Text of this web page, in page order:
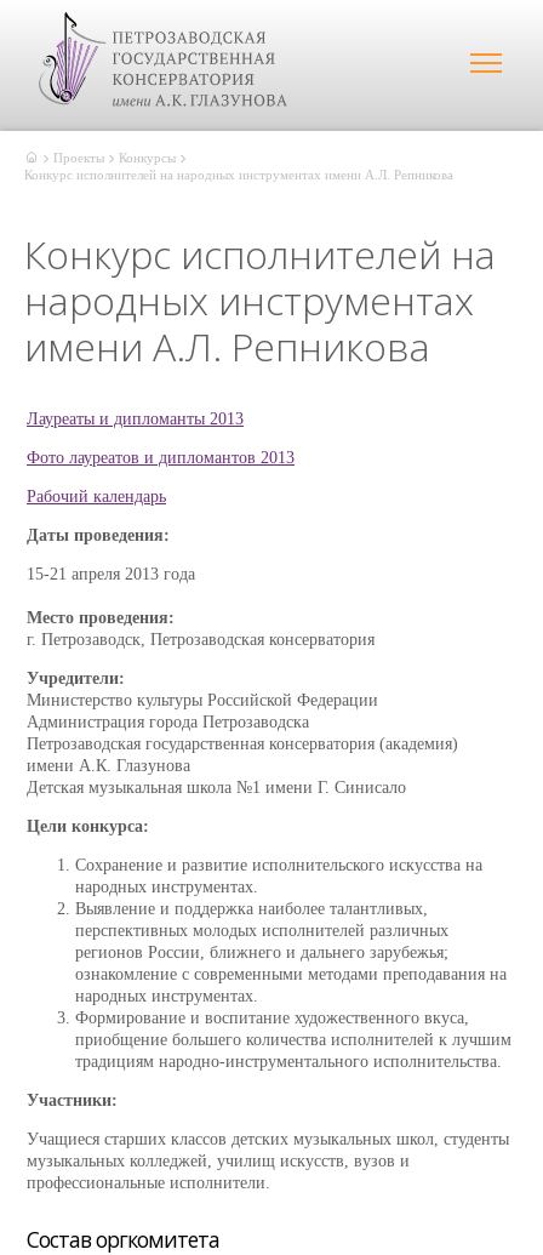
Проекты
Конкурсы
Конкурс исполнителей на народных инструментах имени А.Л. Репникова
Конкурс исполнителей на
народных инструментах
имени А.Л. Репникова
Лауреаты и дипломанты 2013
Фото лауреатов и дипломантов 2013
Рабочий календарь
Даты проведения:
15-21 апреля 2013 года
Место проведения:
г. Петрозаводск, Петрозаводская консерватория
Учредители:
Министерство культуры Российской Федерации
Администрация города Петрозаводска
Петрозаводская государственная консерватория (академия)
имени А.К. Глазунова
Детская музыкальная школа №1 имени Г. Синисало
Цели конкурса:
Сохранение и развитие исполнительского искусства на
народных инструментах.
Выявление и поддержка наиболее талантливых,
перспективных молодых исполнителей различных
регионов России, ближнего и дальнего зарубежья;
ознакомление с современными методами преподавания на
народных инструментах.
Формирование и воспитание художественного вкуса,
приобщение большего количества исполнителей к лучшим
традициям народно-инструментального исполнительства.
Участники:
Учащиеся старших классов детских музыкальных школ, студенты
музыкальных колледжей, училищ искусств, вузов и
профессиональные исполнители.
Состав оргкомитета